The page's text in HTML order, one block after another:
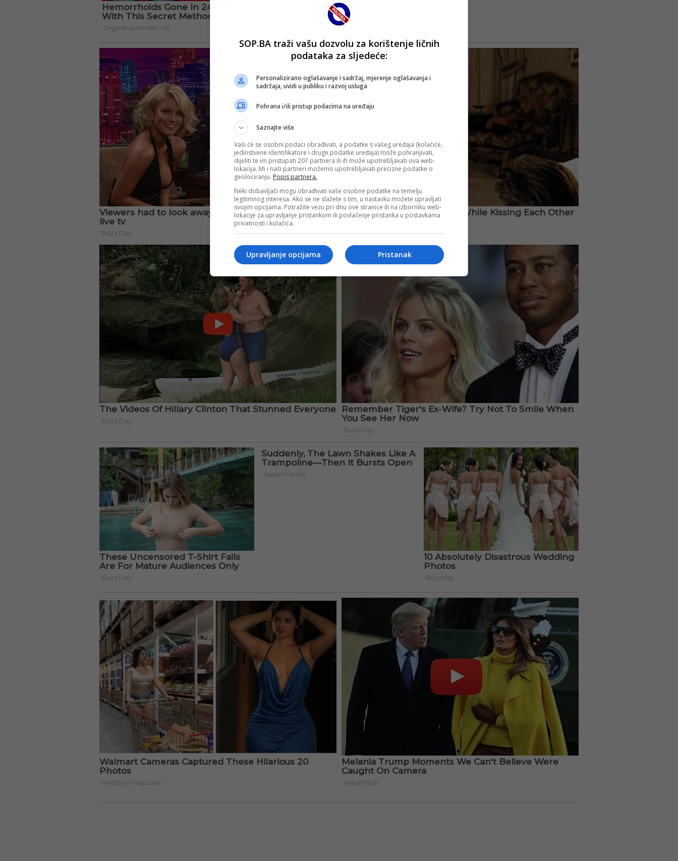
SOP.BA traži vašu dozvolu za korištenje ličnih
podataka za sljedeće:
Personalizirano oglašavanje i sadržaj, mjerenje oglašavanja i
sadržaja, uvidi u publiku i razvoj usluga
Pohrana i/ili pristup podacima na uređaju
Saznajte više
Vaši će se osobni podaci obrađivati, a podatke s vašeg uređaja (kolačiće,
jedinstvene identifikatore i druge podatke uređaja) može pohranjivati,
dijeliti te im pristupati 207 partnera ili ih može upotrebljavati ova web-
lokacija. Mi i naši partneri možemo upotrebljavati precizne podatke o
geolociranju. Popis partnera.
Neki dobavljači mogu obrađivati vaše osobne podatke na temelju
legitimnog interesa. Ako se ne slažete s tim, u nastavku možete upravljati
svojim opcijama. Potražite vezu pri dnu ove stranice ili na izborniku web-
lokacije za upravljanje pristankom ili povlačenje pristanka u postavkama
privatnosti i kolačića.
Pristanak
Upravljanje opcijama